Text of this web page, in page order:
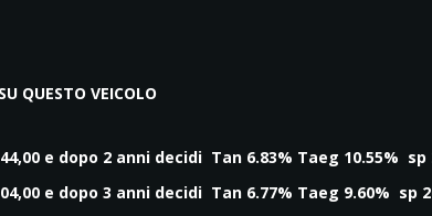
QUESTO VEICOLO
e dopo 2 anni decidi Tan 6.83% Taeg 10.55% sp
e dopo 3 anni decidi Tan 6.77% Taeg 9.60% sp